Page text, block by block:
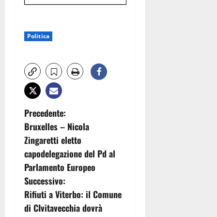
Politica
N
a
v
i
g
Precedente:
Bruxelles – Nicola
Zingaretti eletto
capodelegazione del Pd al
Parlamento Europeo
Successivo:
Rifiuti a Viterbo: il Comune
di CIvitavecchia dovrà